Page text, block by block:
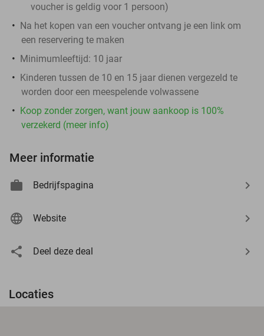
voucher is geldig voor 1 persoon)
Na het kopen van een voucher ontvang je een link om
een reservering te maken
Minimumleeftijd: 10 jaar
Kinderen tussen de 10 en 15 jaar dienen vergezeld te
worden door een meespelende volwassene
Koop zonder zorgen, want jouw aankoop is 100%
verzekerd (meer info)
Meer informatie
Bedrijfspagina
Website
Deel deze deal
Locaties